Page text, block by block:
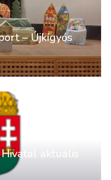
– Újkígyós
Hivatal aktuális